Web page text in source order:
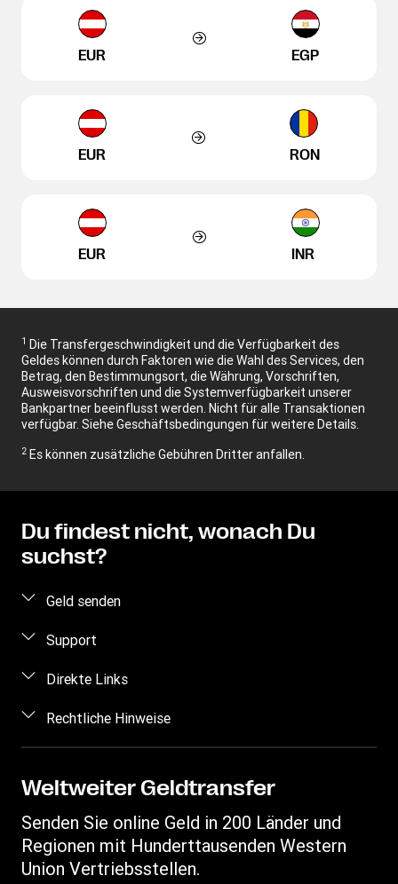
EUR EGP
EUR RON
EUR INR
1 Die Transfergeschwindigkeit und die Verfügbarkeit des
Geldes können durch Faktoren wie die Wahl des Services, den
Betrag, den Bestimmungsort, die Währung, Vorschriften,
Ausweisvorschriften und die Systemverfügbarkeit unserer
Bankpartner beeinflusst werden. Nicht für alle Transaktionen
verfügbar. Siehe Geschäftsbedingungen für weitere Details.
2 Es können zusätzliche Gebühren Dritter anfallen.
Du findest nicht, wonach Du
suchst?
Geld senden
Geld online senden
Support
Häufig gestellte Fragen
Direkte Links
Einloggen/Registrieren
Vertriebspartner werden
Geldtransfer nachverfolgen
Standorte finden
App herunterladen
Rechtliche Hinweise
Datenschutzerklärung
Weltweiter Geldtransfer
Senden Sie online Geld in 200 Länder und
Regionen mit Hunderttausenden Western
Union Vertriebsstellen.